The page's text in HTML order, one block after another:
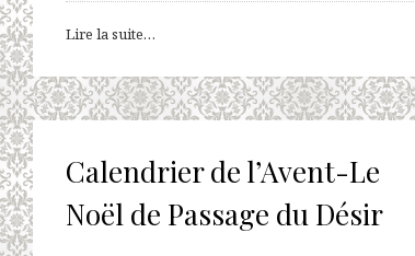
Lire la suite…
Calendrier de l’Avent-Le
Noël de Passage du Désir